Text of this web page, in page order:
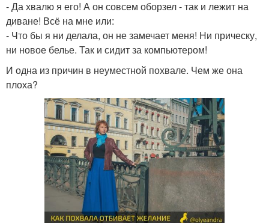
- Да хвалю я его! А он совсем оборзел - так и лежит на
диване! Всё на мне или:
- Что бы я ни делала, он не замечает меня! Ни прическу,
ни новое белье. Так и сидит за компьютером!
И одна из причин в неуместной похвале. Чем же она
плоха?